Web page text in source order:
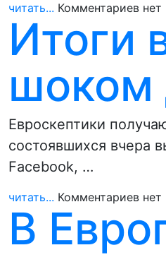
читать... Комментариев нет
Итоги
шоком
Евроскептики
состоявшихся вчера
Facebook, …
читать... Комментариев нет
В